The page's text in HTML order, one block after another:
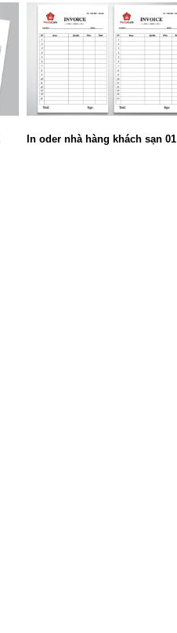
In oder nhà hàng khách sạn 01